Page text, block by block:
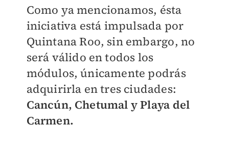
Como ya mencionamos, ésta
iniciativa está impulsada por
Quintana Roo, sin embargo, no
será válido en todos los
módulos, únicamente podrás
adquirirla en tres ciudades:
Cancún, Chetumal y Playa del
Carmen.